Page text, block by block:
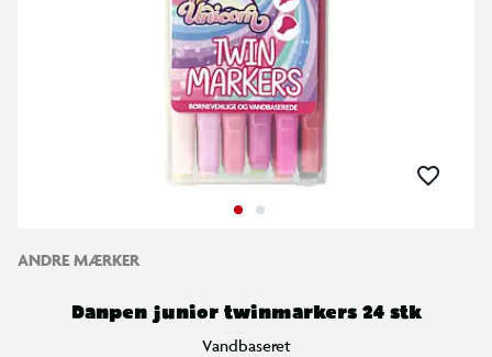
ANDRE MÆRKER
Danpen junior twinmarkers 24 stk
Vandbaseret